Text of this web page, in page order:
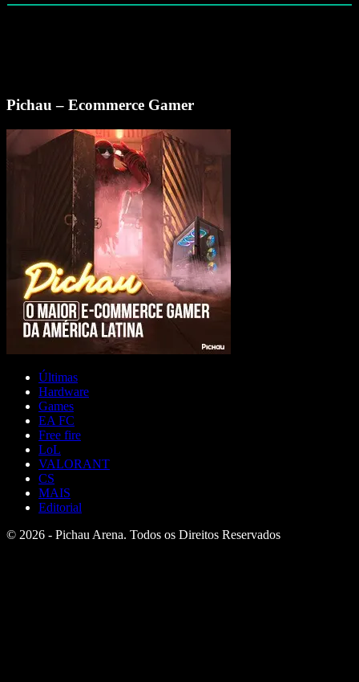
Pichau – Ecommerce Gamer
Últimas
Hardware
Games
EA FC
Free fire
LoL
VALORANT
CS
MAIS
Editorial
© 2026 - Pichau Arena. Todos os Direitos Reservados